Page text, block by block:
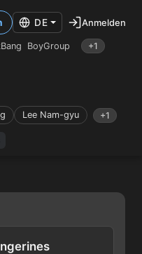
BoyGroup
+1
Lee Nam-gyu +1
DE Anmelden